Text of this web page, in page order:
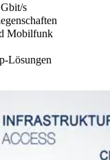
s
Mobilfunk
Lösungen